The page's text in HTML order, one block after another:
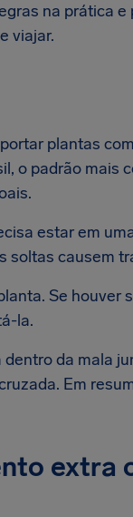
na prática
viajar.
plantas
o padrão mais
estar em
soltas causem
Se houver
la.
da mala
Em
extra